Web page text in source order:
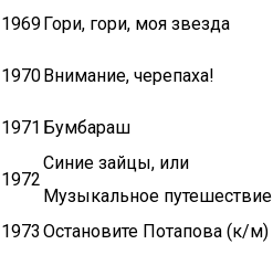
1969Гори, гори, моя звезда
1970Внимание, черепаха!
1971 Бумбараш
1972
Синие зайцы, или
Музыкальное путешествие
1973 Остановите Потапова (к/м)